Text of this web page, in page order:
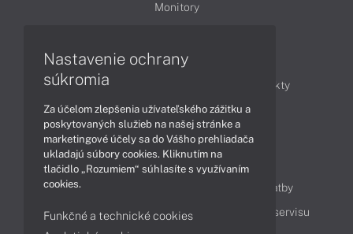
Monitory
Články
Obchodné informácie
Produkty
Technológie
Videá
Obsah
Ako nakupovať
Možnosti doručenia a platby
Podpora a servis
Servisné služby Cenník servisu
Nastavenie ochrany
súkromia
Za účelom zlepšenia užívateľského zážitku a
poskytovaných služieb na našej stránke a
marketingové účely sa do Vášho prehliadača
ukladajú súbory cookies. Kliknutím na
tlačidlo „Rozumiem“ súhlasíte s využívaním
cookies.
Funkčné a technické cookies